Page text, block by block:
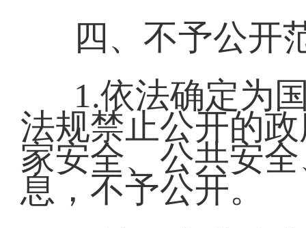
四、不予公开
1.依法确定为
法规禁止公开的
家安全、公共安
息，不予公开。